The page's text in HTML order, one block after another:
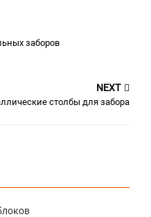
заборов
NEXT
столбы для забора